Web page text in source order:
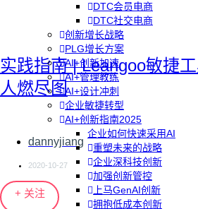
DTC会员电商
DTC社交电商
创新增长战略
PLG增长方案
AI+创新加速
AI+管理教练
AI+设计冲刺
企业敏捷转型
AI+创新指南2025
企业如何快速采用AI
重塑未来的战略
企业深科技创新
加强创新管控
上马GenAI创新
拥抱低成本创新
实践指南 | Leangoo敏捷
人燃尽图
dannyjiang
2020-10-27
+ 关注